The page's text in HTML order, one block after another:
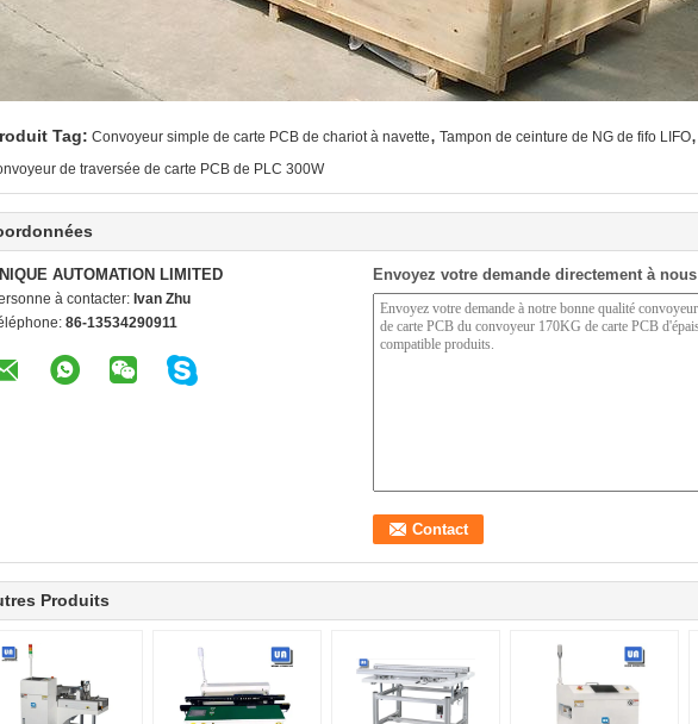
Tag: Convoyeur simple de carte PCB de chariot à navette, Tampon de ceinture de NG de fifo LIFO,
de traversée de carte PCB de PLC 300W
AUTOMATION LIMITED
à contacter: Ivan Zhu
86-13534290911
Envoyez votre demande directement à nous
Produits